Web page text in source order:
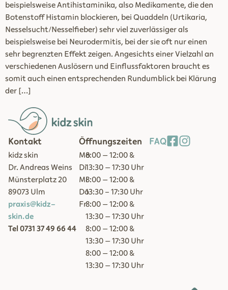
beispielsweise Antihistaminika, also Medikamente, die den
Botenstoff Histamin blockieren, bei Quaddeln (Urtikaria,
Nesselsucht/Nesselfieber) sehr viel zuverlässiger als
beispielsweise bei Neurodermitis, bei der sie oft nur einen
sehr begrenzten Effekt zeigen. Angesichts einer Vielzahl an
verschiedenen Auslösern und Einflussfaktoren braucht es
somit auch einen entsprechenden Rundumblick bei Klärung
der […]
Kontakt
kidz skin
Dr. Andreas Weins
Münsterplatz 20
89073 Ulm
praxis@kidz-
skin.de
Tel 0731 37 49 66 44
Öffnungszeiten
Mo
Di
Mi
Do
Fr
8:00 – 12:00 &
13:30 – 17:30 Uhr
8:00 – 12:00 &
13:30 - 17:30 Uhr
8:00 – 12:00 &
13:30 – 17:30 Uhr
8:00 – 12:00 &
13:30 – 17:30 Uhr
8:00 – 12:00 &
13:30 – 17:30 Uhr
FAQ